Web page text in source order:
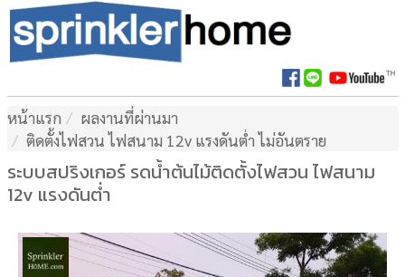
หน้าแรก
ผลงานที่ผ่านมา
ติดตั้งไฟสวน ไฟสนาม 12v แรงดันต่ำ ไม่อันตราย
ระบบสปริงเกอร์ รดน้ำต้นไม้ติดตั้งไฟสวน ไฟสนาม
12v แรงดันต่ำ